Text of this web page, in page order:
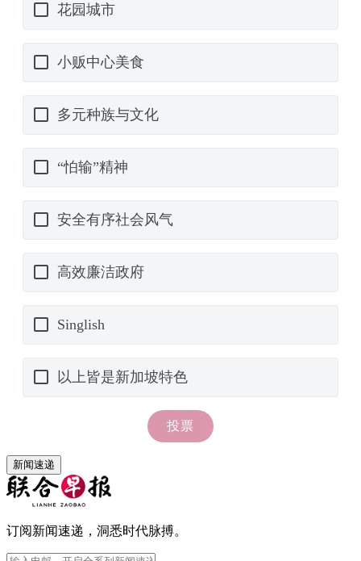
新闻速递
订阅新闻速递，洞悉时代脉搏。